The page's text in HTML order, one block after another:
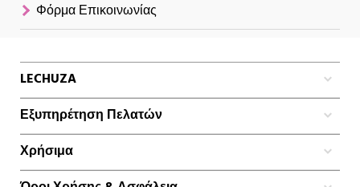
Φόρμα Επικοινωνίας
LECHUZA
Εξυπηρέτηση Πελατών
Χρήσιμα